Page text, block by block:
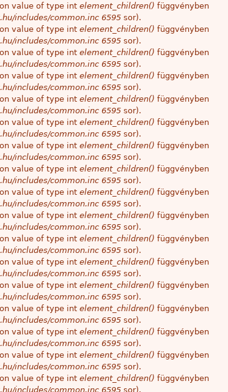
value of type int element_children() függvényben
includes/common.inc 6595 sor).
value of type int element_children() függvényben
includes/common.inc 6595 sor).
value of type int element_children() függvényben
includes/common.inc 6595 sor).
value of type int element_children() függvényben
includes/common.inc 6595 sor).
value of type int element_children() függvényben
includes/common.inc 6595 sor).
value of type int element_children() függvényben
includes/common.inc 6595 sor).
value of type int element_children() függvényben
includes/common.inc 6595 sor).
value of type int element_children() függvényben
includes/common.inc 6595 sor).
value of type int element_children() függvényben
includes/common.inc 6595 sor).
value of type int element_children() függvényben
includes/common.inc 6595 sor).
value of type int element_children() függvényben
includes/common.inc 6595 sor).
value of type int element_children() függvényben
includes/common.inc 6595 sor).
value of type int element_children() függvényben
includes/common.inc 6595 sor).
value of type int element_children() függvényben
includes/common.inc 6595 sor).
value of type int element_children() függvényben
includes/common.inc 6595 sor).
value of type int element_children() függvényben
includes/common.inc 6595 sor).
value of type int element_children() függvényben
includes/common.inc 6595 sor).